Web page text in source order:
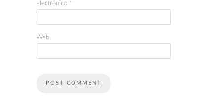
electrónico *
Web